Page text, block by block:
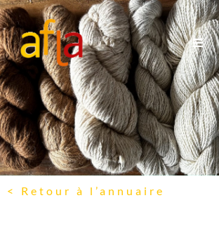
< Retour à l’annuaire